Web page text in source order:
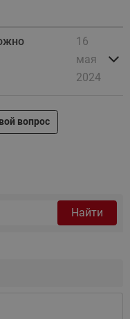
16
мая
2024
вопрос
Найти